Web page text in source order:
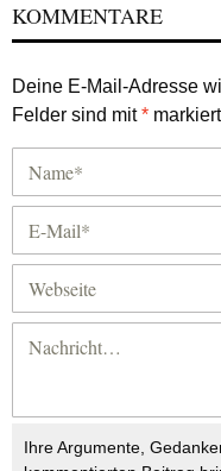
KOMMENTARE
Deine E-Mail-Adresse
Felder sind mit* markiert
Ihre Argumente,